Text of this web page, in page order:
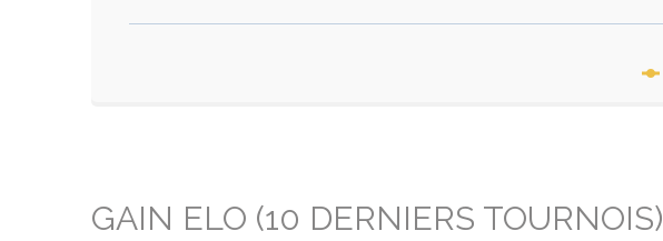
GAIN ELO (10 DERNIERS TOURNOIS)